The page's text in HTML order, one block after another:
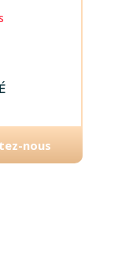
nous